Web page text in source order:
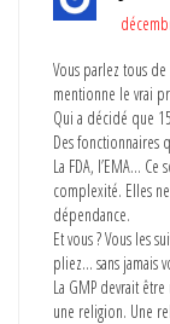
Vous parlez tous
mentionne le vrai
Qui a décidé que
Des fonctionnaires
La FDA, l’EMA…
complexité. Elles
dépendance.
Et vous ? Vous les
pliez… sans jamais
La GMP devrait
une religion. Une